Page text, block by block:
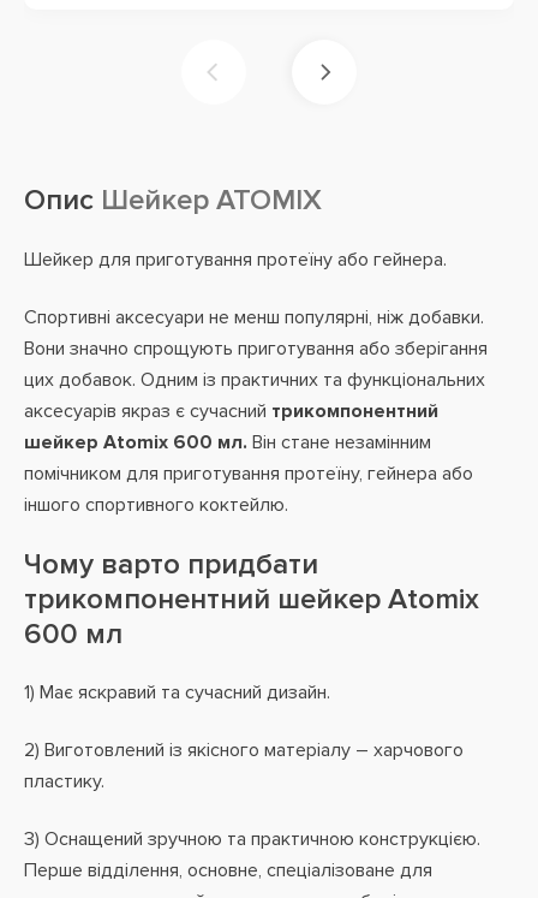
Опис Шейкер ATOMIX
Шейкер для приготування протеїну або гейнера.
Спортивні аксесуари не менш популярні, ніж добавки.
Вони значно спрощують приготування або зберігання
цих добавок. Одним із практичних та функціональних
аксесуарів якраз є сучасний трикомпонентний
шейкер Atomix 600 мл. Він стане незамінним
помічником для приготування протеїну, гейнера або
іншого спортивного коктейлю.
Чому варто придбати
трикомпонентний шейкер Atomix
600 мл
1) Має яскравий та сучасний дизайн.
2) Виготовлений із якісного матеріалу – харчового
пластику.
3) Оснащений зручною та практичною конструкцією.
Перше відділення, основне, спеціалізоване для